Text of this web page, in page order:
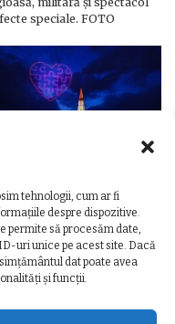
tehnologii, cum ar fi
despre dispozitive.
permite să procesăm date,
uri unice pe acest site. Dacă
dat poate avea
și funcții.
speciale. FOTO
Unirii la Cluj-Napoca.
complet al